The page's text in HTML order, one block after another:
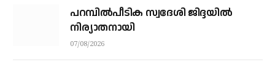
പറമ്പിൽപീടിക സ്വദേശി ജിദ്ദയിൽ
നിര്യാതനായി
07/08/2026